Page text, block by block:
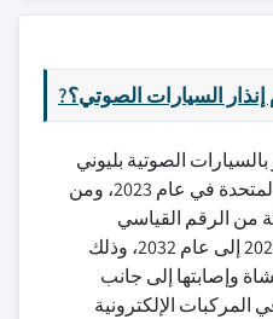
السيارات الصوتي؟?
الصوتية بليوني
دولار من دولارات الولايات المتحدة في عام 2023، ومن
12 في المائة من الرقم القياسي
لأسعار الاستهلاك من عام 2024 إلى عام 2032، وذلك
وإصابتها إلى جانب
المركبات الإلكترونية